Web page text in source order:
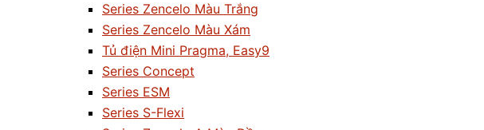
Series Zencelo Màu Trắng
Series Zencelo Màu Xám
Tủ điện Mini Pragma, Easy9
Series Concept
Series ESM
Series S-Flexi